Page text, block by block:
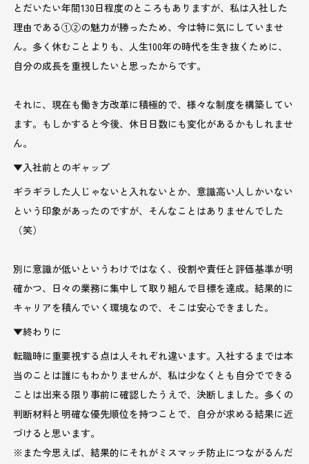
とだいたい年間130日程度のところもありますが、私は入社した
理由である①②の魅力が勝ったため、今は特に気にしていませ
ん。多く休むことよりも、人生100年の時代を生き抜くために、
自分の成長を重視したいと思ったからです。
それに、現在も働き方改革に積極的で、様々な制度を構築してい
ます。もしかすると今後、休日日数にも変化があるかもしれませ
ん。
▼入社前とのギャップ
ギラギラした人じゃないと入れないとか、意識高い人しかいない
という印象があったのですが、そんなことはありませんでした
（笑）
別に意識が低いというわけではなく、役割や責任と評価基準が明
確かつ、日々の業務に集中して取り組んで目標を達成。結果的に
キャリアを積んでいく環境なので、そこは安心できました。
▼終わりに
転職時に重要視する点は人それぞれ違います。入社するまでは本
当のことは誰にもわかりませんが、私は少なくとも自分でできる
ことは出来る限り事前に確認したうえで、決断しました。多くの
判断材料と明確な優先順位を持つことで、自分が求める結果に近
づけると思います。
※また今思えば、結果的にそれがミスマッチ防止につながるんだ